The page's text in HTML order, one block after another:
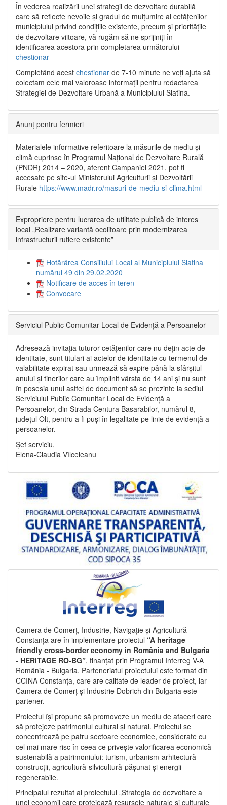
În vederea realizării unei strategii de dezvoltare durabilă
care să reflecte nevoile și gradul de mulțumire al cetățenilor
municipiului privind condițiile existente, precum și prioritățile
de dezvoltare viitoare, vă rugăm să ne sprijiniți în
identificarea acestora prin completarea următorului
chestionar
Completând acest chestionar de 7-10 minute ne veți ajuta să
colectam cele mai valoroase informații pentru redactarea
Strategiei de Dezvoltare Urbană a Municipiului Slatina.
Anunț pentru fermieri
Materialele informative referitoare la măsurile de mediu și
climă cuprinse în Programul Național de Dezvoltare Rurală
(PNDR) 2014 – 2020, aferent Campaniei 2021, pot fi
accesate pe site-ul Ministerului Agriculturii și Dezvoltării
Rurale https://www.madr.ro/masuri-de-mediu-si-clima.html
Expropriere pentru lucrarea de utilitate publică de interes
local „Realizare variantă ocolitoare prin modernizarea
infrastructurii rutiere existente”
Hotărârea Consiliului Local al Municipiului Slatina
numărul 49 din 29.02.2020
Notificare de acces în teren
Convocare
Serviciul Public Comunitar Local de Evidență a Persoanelor
Adresează invitația tuturor cetățenilor care nu dețin acte de
identitate, sunt titulari ai actelor de identitate cu termenul de
valabilitate expirat sau urmează să expire până la sfârșitul
anului și tinerilor care au împlinit vârsta de 14 ani și nu sunt
în posesia unui astfel de document să se prezinte la sediul
Serviciului Public Comunitar Local de Evidență a
Persoanelor, din Strada Centura Basarabilor, numărul 8,
județul Olt, pentru a fi puși în legalitate pe linie de evidență a
persoanelor.
Șef serviciu,
Elena-Claudia Vîlceleanu
Camera de Comerț, Industrie, Navigație și Agricultură
Constanța are în implementare proiectul “A heritage
friendly cross-border economy in România and Bulgaria
- HERITAGE RO-BG”, finanțat prin Programul Interreg V-A
România - Bulgaria. Parteneriatul proiectului este format din
CCINA Constanța, care are calitate de leader de proiect, iar
Camera de Comerț și Industrie Dobrich din Bulgaria este
partener.
Proiectul își propune să promoveze un mediu de afaceri care
să protejeze patrimoniul cultural și natural. Proiectul se
concentrează pe patru sectoare economice, considerate cu
cel mai mare risc în ceea ce privește valorificarea economică
sustenabilă a patrimoniului: turism, urbanism-arhitectură-
construcții, agricultură-silvicultură-pășunat și energii
regenerabile.
Principalul rezultat al proiectului „Strategia de dezvoltare a
unei economii care protejează resursele naturale și culturale